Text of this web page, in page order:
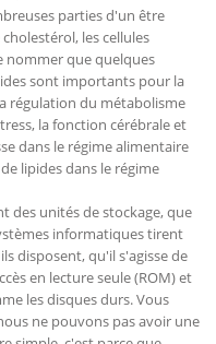
parties d'un être
les cellules
nommer que quelques
sont importants pour la
régulation du métabolisme
la fonction cérébrale et
dans le régime alimentaire
lipides dans le régime
des unités de stockage, que
informatiques tirent
disposent, qu'il s'agisse de
en lecture seule (ROM) et
les disques durs. Vous
ne pouvons pas avoir une